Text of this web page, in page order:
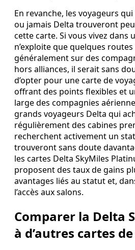
En revanche, les voyageurs
ou jamais Delta trouveront
cette carte. Si vous vivez dans
n’exploite que quelques
généralement sur des
hors alliances, il serait sans
d’opter pour une carte de
offrant des points flexibles et
large des compagnies
grands voyageurs Delta qui
régulièrement des cabines
recherchent activement un
trouveront sans doute
les cartes Delta SkyMiles
proposent des taux de gains
avantages liés au statut et,
l’accès aux salons.
Comparer la Delta
à d’autres cartes